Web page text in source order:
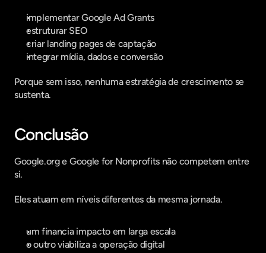
implementar Google Ad Grants
estruturar SEO
criar landing pages de captação
integrar mídia, dados e conversão
Porque sem isso, nenhuma estratégia de crescimento se
sustenta.
Conclusão
Google.org e Google for Nonprofits não competem entre
si.
Eles atuam em níveis diferentes da mesma jornada.
um financia impacto em larga escala
o outro viabiliza a operação digital